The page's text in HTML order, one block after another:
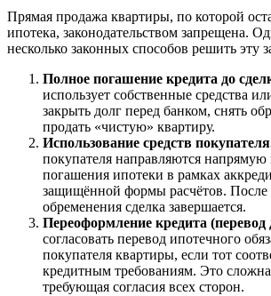
Прямая продажа квартиры, по которой
ипотека, законодательством запрещена.
несколько законных способов решить эту
Полное погашение кредита до
использует собственные средства
закрыть долг перед банком, снять
продать «чистую» квартиру.
Использование средств
покупателя направляются напрямую
погашения ипотеки в рамках
защищённой формы расчётов. После
обременения сделка завершается.
Переоформление кредита (перевод
согласовать перевод ипотечного
покупателя квартиры, если тот
кредитным требованиям. Это
требующая согласия всех сторон.